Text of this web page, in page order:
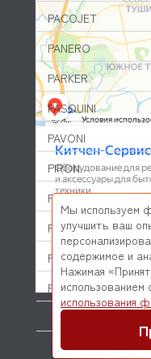
PACOJET
PANERO
PARKER
PASQUINI
PAVONI
PIRON
PIZZA-GROUP
PLAS-CONT
POLAIR (ПОЛАИР)
PONY
POPCAKE
PRATICA
© 2026 Kitchen-
и оборудования
Мы используем
улучшить ваш
содержимое и
Нажимая
использования